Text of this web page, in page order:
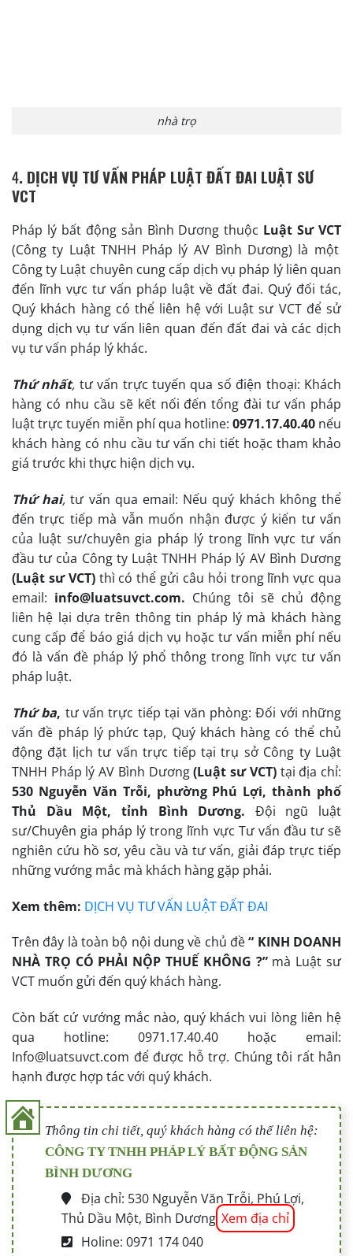
nhà trọ
4. DỊCH VỤ TƯ VẤN PHÁP LUẬT ĐẤT ĐAI LUẬT SƯ
VCT
Pháp lý bất động sản Bình Dương thuộc Luật Sư VCT
(Công ty Luật TNHH Pháp lý AV Bình Dương) là một
Công ty Luật chuyên cung cấp dịch vụ pháp lý liên quan
đến lĩnh vực tư vấn pháp luật về đất đai. Quý đối tác,
Quý khách hàng có thể liên hệ với Luật sư VCT để sử
dụng dịch vụ tư vấn liên quan đến đất đai và các dịch
vụ tư vấn pháp lý khác.
Thứ nhất, tư vấn trực tuyến qua số điện thoại: Khách
hàng có nhu cầu sẽ kết nối đến tổng đài tư vấn pháp
luật trực tuyến miễn phí qua hotline: 0971.17.40.40 nếu
khách hàng có nhu cầu tư vấn chi tiết hoặc tham khảo
giá trước khi thực hiện dịch vụ.
Thứ hai, tư vấn qua email: Nếu quý khách không thể
đến trực tiếp mà vẫn muốn nhận được ý kiến tư vấn
của luật sư/chuyên gia pháp lý trong lĩnh vực tư vấn
đầu tư của Công ty Luật TNHH Pháp lý AV Bình Dương
(Luật sư VCT)thì có thể gửi câu hỏi trong lĩnh vực qua
email: info@luatsuvct.com. Chúng tôi sẽ chủ động
liên hệ lại dựa trên thông tin pháp lý mà khách hàng
cung cấp để báo giá dịch vụ hoặc tư vấn miễn phí nếu
đó là vấn đề pháp lý phổ thông trong lĩnh vực tư vấn
pháp luật.
Thứ ba, tư vấn trực tiếp tại văn phòng: Đối với những
vấn đề pháp lý phức tạp, Quý khách hàng có thể chủ
động đặt lịch tư vấn trực tiếp tại trụ sở Công ty Luật
TNHH Pháp lý AV Bình Dương(Luật sư VCT)tại địa chỉ:
530 Nguyễn Văn Trỗi, phường Phú Lợi, thành phố
Thủ Dầu Một, tỉnh Bình Dương. Đội ngũ luật
sư/Chuyên gia pháp lý trong lĩnh vực Tư vấn đầu tư sẽ
nghiên cứu hồ sơ, yêu cầu và tư vấn, giải đáp trực tiếp
những vướng mắc mà khách hàng gặp phải.
Xem thêm: DỊCH VỤ TƯ VẤN LUẬT ĐẤT ĐAI
Trên đây là toàn bộ nội dung về chủ đề“ KINH DOANH
NHÀ TRỌ CÓ PHẢI NỘP THUẾ KHÔNG ?” mà Luật sư
VCT muốn gửi đến quý khách hàng.
Còn bất cứ vướng mắc nào, quý khách vui lòng liên hệ
qua hotline: 0971.17.40.40 hoặc email:
Info@luatsuvct.com để được hỗ trợ. Chúng tôi rất hân
hạnh được hợp tác với quý khách.
Thông tin chi tiết, quý khách hàng có thể liên hệ:
CÔNG TY TNHH PHÁP LÝ BẤT ĐỘNG SẢN
BÌNH DƯƠNG
Địa chỉ: 530 Nguyễn Văn Trỗi, Phú Lợi,
Thủ Dầu Một, Bình Dương Xem địa chỉ
Holine: 0971 174 040